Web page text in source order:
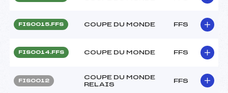
FIS0015.FFS COUPE DU MONDE FFS
FIS0014.FFS COUPE DU MONDE FFS
FIS0012
COUPE DU MONDE
RELAIS
FFS